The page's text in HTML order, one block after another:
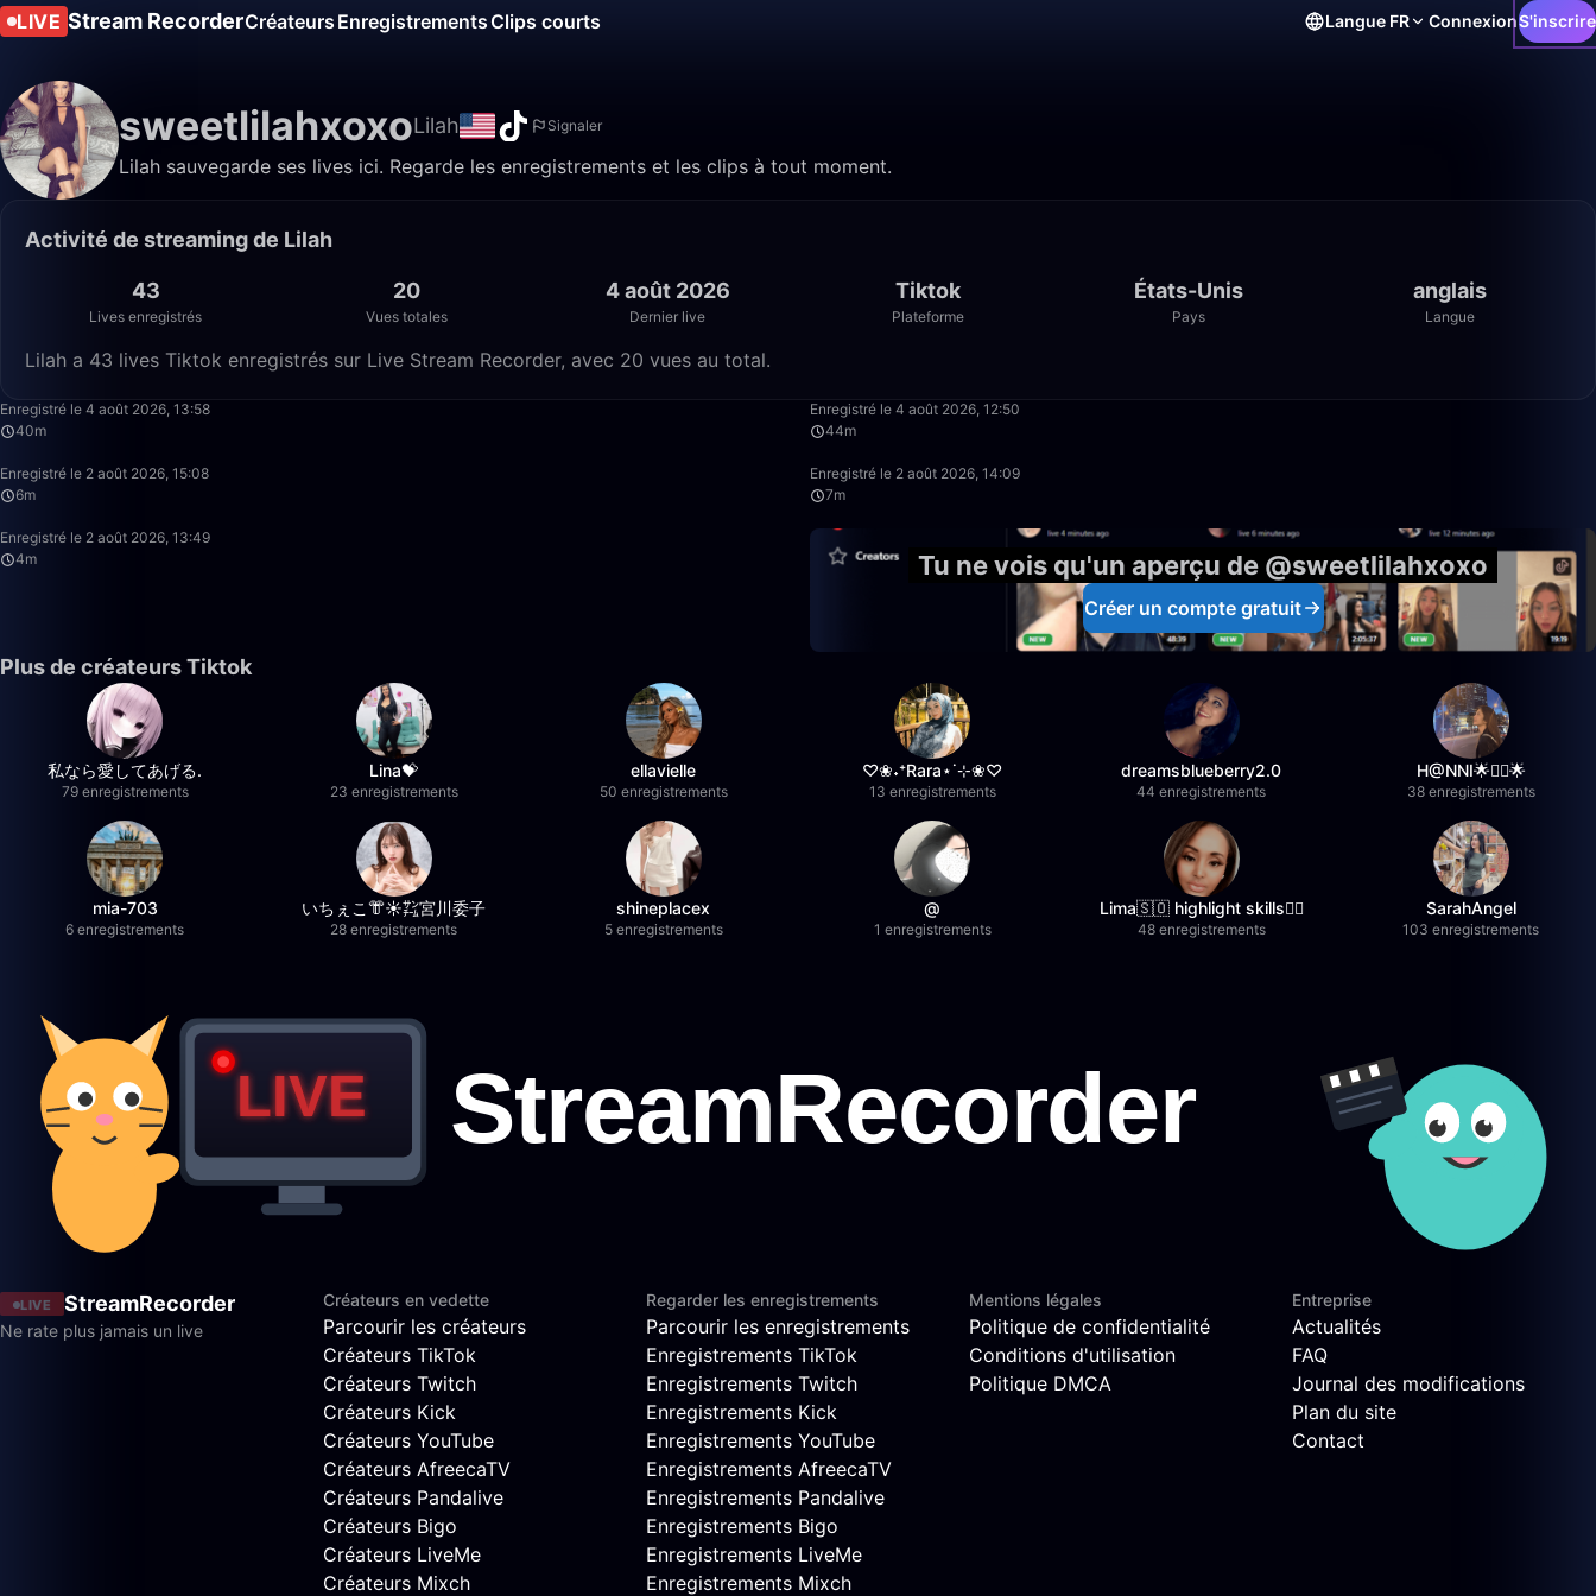
LIVE Stream RecorderCréateurs EnregistrementsClips courts Langue FR ConnexionS'inscrire
sweetlilahxoxoLilah Signaler
Lilah sauvegarde ses lives ici. Regarde les enregistrements et les clips à tout moment.
Activité de streaming de Lilah
43
Lives enregistrés
20
Vues totales
4 août 2026
Dernier live
Tiktok
Plateforme
États-Unis
Pays
anglais
Langue
Lilah a 43 lives Tiktok enregistrés sur Live Stream Recorder, avec 20 vues au total.
Enregistré le 4 août 2026, 13:58
40m
Enregistré le 4 août 2026, 12:50
44m
Enregistré le 2 août 2026, 15:08
6m
Enregistré le 2 août 2026, 14:09
7m
Enregistré le 2 août 2026, 13:49
4m
Tu ne vois qu'un aperçu de @sweetlilahxoxo
Créer un compte gratuit
Plus de créateurs Tiktok
私なら愛してあげる.
79 enregistrements
Lina💝
23 enregistrements
ellavielle
50 enregistrements
♡❀˖⁺Rara⋆˙⊹❀♡
13 enregistrements
dreamsblueberry2.0
44 enregistrements
H@NNI🌟❤️‍🔥🌟
38 enregistrements
mia-703
6 enregistrements
いちぇこ👘☀️㌠宮川委子
28 enregistrements
shineplacex
5 enregistrements
@
1 enregistrements
Lima🇸🇴 highlight skills✌🏽
48 enregistrements
SarahAngel
103 enregistrements
LIVE StreamRecorder
Ne rate plus jamais un live
Créateurs en vedette
Parcourir les créateurs
Créateurs TikTok
Créateurs Twitch
Créateurs Kick
Créateurs YouTube
Créateurs AfreecaTV
Créateurs Pandalive
Créateurs Bigo
Créateurs LiveMe
Créateurs Mixch
Regarder les enregistrements
Parcourir les enregistrements
Enregistrements TikTok
Enregistrements Twitch
Enregistrements Kick
Enregistrements YouTube
Enregistrements AfreecaTV
Enregistrements Pandalive
Enregistrements Bigo
Enregistrements LiveMe
Enregistrements Mixch
Mentions légales
Politique de confidentialité
Conditions d'utilisation
Politique DMCA
Entreprise
Actualités
FAQ
Journal des modifications
Plan du site
Contact